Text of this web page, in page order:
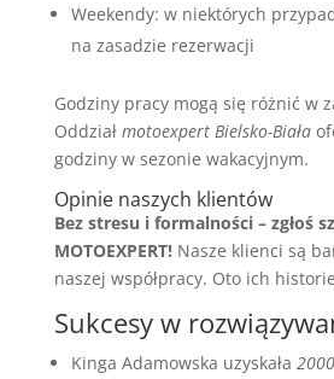
Weekendy: w niektórych
na zasadzie rezerwacji
Godziny pracy mogą się różnić w
Oddział motoexpert Bielsko-Biała
godziny w sezonie wakacyjnym.
Opinie naszych klientów
Bez stresu i formalności – zgłoś
MOTOEXPERT!Nasze klienci są
naszej współpracy. Oto ich
Sukcesy w
Kinga Adamowska uzyskała